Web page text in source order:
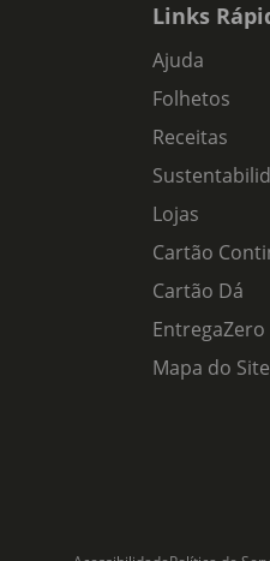
Links
Ajuda
Folhetos
Receitas
Lojas
Cartão
Cartão Dá
EntregaZero
Mapa do Site